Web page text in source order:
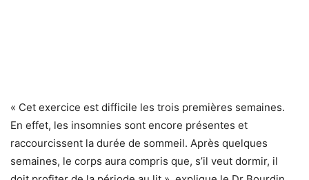
« Cet exercice est difficile les trois premières semaines.
En effet, les insomnies sont encore présentes et
raccourcissent la durée de sommeil. Après quelques
semaines, le corps aura compris que, s’il veut dormir, il